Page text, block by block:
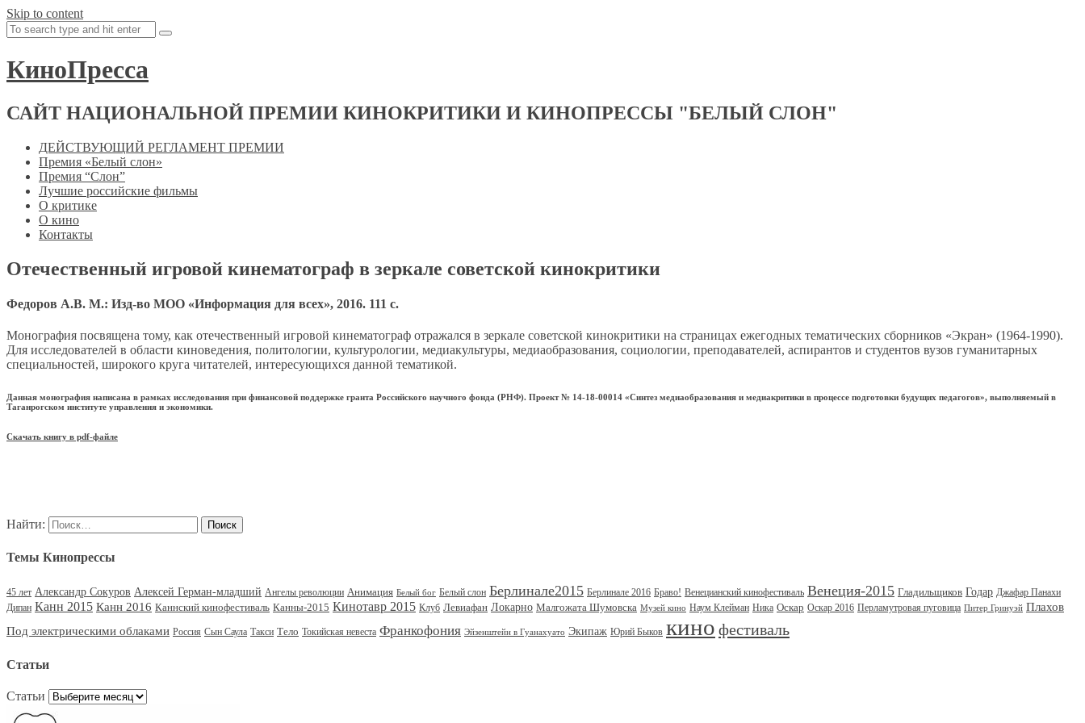
Skip to content
КиноПресса
САЙТ НАЦИОНАЛЬНОЙ ПРЕМИИ КИНОКРИТИКИ И КИНОПРЕССЫ "БЕЛЫЙ СЛОН"
ДЕЙСТВУЮЩИЙ РЕГЛАМЕНТ ПРЕМИИ
Премия «Белый слон»
Премия “Слон”
Лучшие российские фильмы
О критике
О кино
Контакты
Отечественный игровой кинематограф в зеркале советской кинокритики
Федоров А.В. М.: Изд-во МОО «Информация для всех», 2016. 111 c.
Монография посвящена тому, как отечественный игровой кинематограф отражался в зеркале советской кинокритики на страницах ежегодных тематических сборников «Экран» (1964-1990).
Для исследователей в области киноведения, политологии, культурологии, медиакультуры, медиаобразования, социологии, преподавателей, аспирантов и студентов вузов гуманитарных
специальностей, широкого круга читателей, интересующихся данной тематикой.
Данная монография написана в рамках исследования при финансовой поддержке гранта Российского научного фонда (РНФ). Проект № 14-18-00014 «Синтез медиаобразования и медиакритики в процессе подготовки будущих педагогов», выполняемый в
Таганрогском институте управления и экономики.
Скачать книгу в pdf-файле
Найти:
Темы Кинопрессы
45 лет Александр Сокуров Алексей Герман-младший Ангелы революции Анимация Белый бог Белый слон Берлинале2015 Берлинале 2016 Браво! Венецианский кинофестиваль Венеция-2015 Гладильщиков Годар Джафар Панахи
Дипан Канн 2015 Канн 2016 Каннский кинофестиваль Канны-2015 Кинотавр 2015 Клуб Левиафан Локарно Малгожата Шумовска Музей кино Наум Клейман Ника Оскар Оскар 2016 Перламутровая пуговица Питер Гринуэй Плахов
Под электрическими облаками Россия Сын Саула Такси Тело Токийская невеста Франкофония Эйзенштейн в Гуанахуато Экипаж Юрий Быков кино фестиваль
Статьи
Статьи